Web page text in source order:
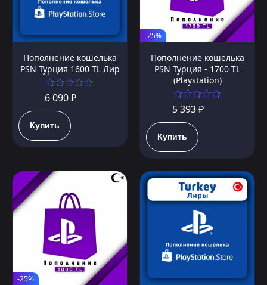
Пополнение кошелька
PSN Турция 1600 TL Лир
6 090 ₽
Купить
-25%
Пополнение кошелька
PSN Турция - 1700 TL
(Playstation)
5 393 ₽
Купить
-25%